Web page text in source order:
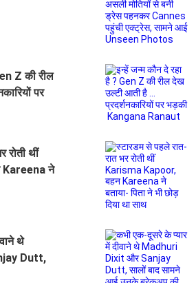
Z की रील
पर
रोती थीं
ने
थे
Dutt,